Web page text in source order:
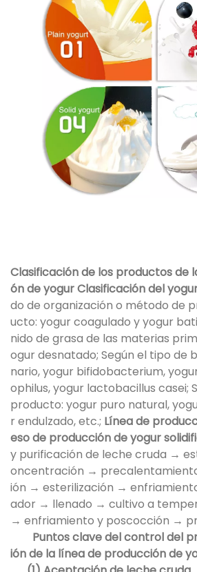
Clasificación de los productos de
ón de yogurClasificación del
do de organización o método de
ucto: yogur coagulado y yogur
nido de grasa de las materias
ogur desnatado; Según el tipo de
nario, yogur bifidobacterium,
ophilus, yogur lactobacillus casei;
producto: yogur puro natural,
r endulzado, etc.; Línea de
eso de producción de yogur
y purificación de leche cruda →
oncentración →
ión → esterilización →
ador → llenado → cultivo a
→ enfriamiento y poscocción →
Puntos clave del control del
ión de la línea de producción de